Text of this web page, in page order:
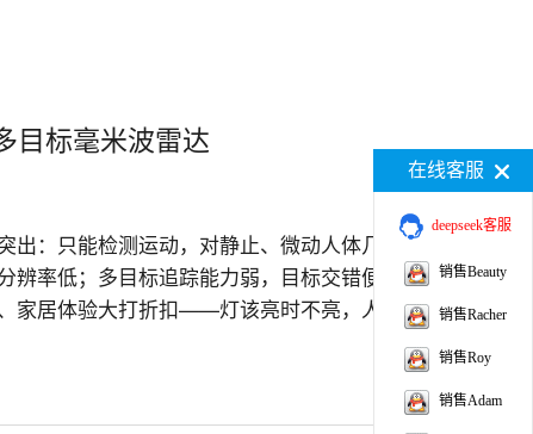
目标毫米波雷达
：只能检测运动，对静止、微动人体几乎
率低；多目标追踪能力弱，目标交错便容
家居体验大打折扣——灯该亮时不亮，人没
达传感器应运而生，它将人体感知从“有没
在线客服
deepseek客服
销售Beauty
销售Racher
销售Roy
销售Adam